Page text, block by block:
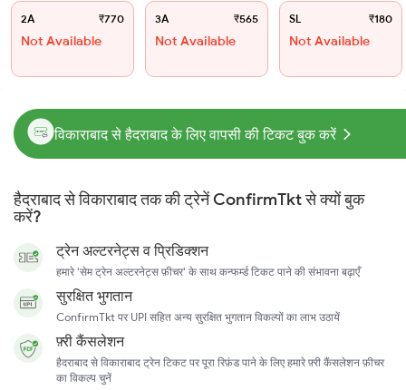
2A ₹770
Not Available
3A ₹565
Not Available
SL ₹180
Not Available
विकाराबाद से हैदराबाद के लिए वापसी की टिकट बुक करें
हैदराबाद से विकाराबाद तक की ट्रेनें ConfirmTkt से क्यों बुक
करें?
ट्रेन अल्टरनेट्स व प्रिडिक्शन
हमारे 'सेम ट्रेन अल्टरनेट्स फ़ीचर' के साथ कन्फर्म्ड टिकट पाने की संभावना बढ़ाएँ
सुरक्षित भुगतान
ConfirmTkt पर UPI सहित अन्य सुरक्षित भुगतान विकल्पों का लाभ उठायें
फ़्री कैंसलेशन
हैदराबाद से विकाराबाद ट्रेन टिकट पर पूरा रिफ़ंड पाने के लिए हमारे फ़्री कैंसलेशन फ़ीचर
का विकल्प चुनें